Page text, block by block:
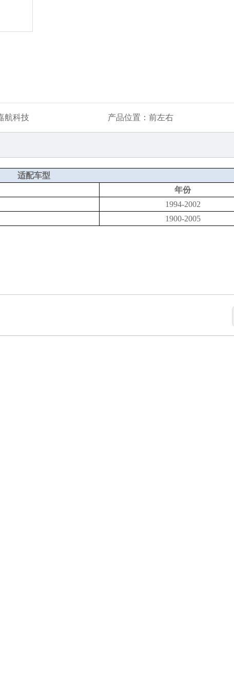
航科技 产品位置： 前左右
适配车型
年份
1994-2002
1900-2005